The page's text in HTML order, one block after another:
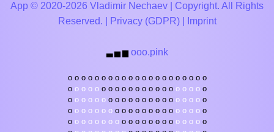
App © 2020-2026 Vladimir Nechaev | Copyright. All Rights
Reserved. |
Privacy (GDPR)| Imprint
▃ ▅ ▆ ooo.pink
o o o o o o o o o o o o o o o o o o o o o
o o o o o o o o o o o o o o o o o o o o o
o o o o o o o o o o o o o o o o o o o o o
o o o o o o o o o o o o o o o o o o o o o
o o o o o o o o o o o o o o o o o o o o o